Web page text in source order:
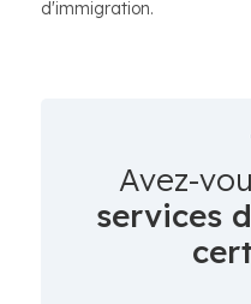
d'immigration.
Avez-
services